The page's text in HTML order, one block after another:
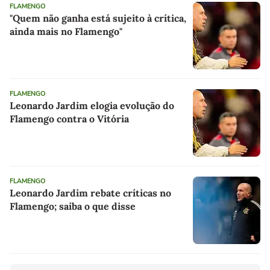
FLAMENGO
"Quem não ganha está sujeito à crítica,
ainda mais no Flamengo"
FLAMENGO
Leonardo Jardim elogia evolução do
Flamengo contra o Vitória
FLAMENGO
Leonardo Jardim rebate críticas no
Flamengo; saiba o que disse